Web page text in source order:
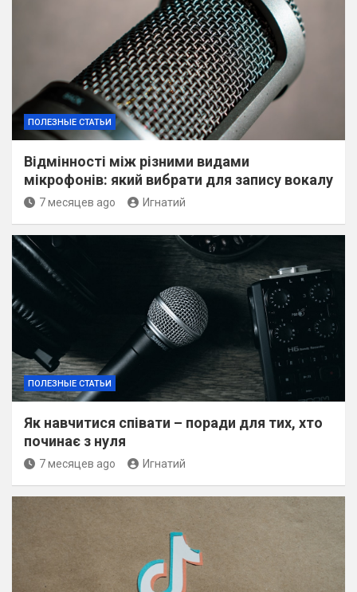
ПОЛЕЗНЫЕ СТАТЬИ
Відмінності між різними видами
мікрофонів: який вибрати для запису вокалу
7 месяцев ago Игнатий
ПОЛЕЗНЫЕ СТАТЬИ
Як навчитися співати – поради для тих, хто
починає з нуля
7 месяцев ago Игнатий